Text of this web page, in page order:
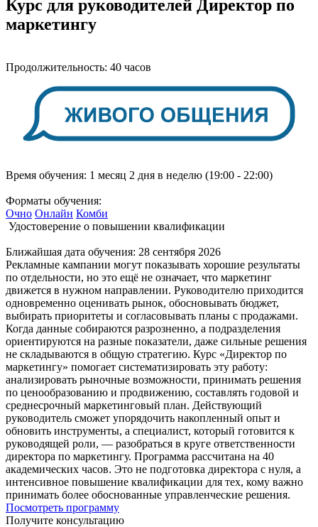
Курс для руководителей Директор по
маркетингу
Продолжительность: 40 часов
Время обучения: 1 месяц 2 дня в неделю (19:00 - 22:00)
Форматы обучения:
Очно Онлайн Комби
Удостоверение о повышении квалификации
Ближайшая дата обучения: 28 сентября 2026
Рекламные кампании могут показывать хорошие результаты
по отдельности, но это ещё не означает, что маркетинг
движется в нужном направлении. Руководителю приходится
одновременно оценивать рынок, обосновывать бюджет,
выбирать приоритеты и согласовывать планы с продажами.
Когда данные собираются разрозненно, а подразделения
ориентируются на разные показатели, даже сильные решения
не складываются в общую стратегию. Курс «Директор по
маркетингу» помогает систематизировать эту работу:
анализировать рыночные возможности, принимать решения
по ценообразованию и продвижению, составлять годовой и
среднесрочный маркетинговый план. Действующий
руководитель сможет упорядочить накопленный опыт и
обновить инструменты, а специалист, который готовится к
руководящей роли, — разобраться в круге ответственности
директора по маркетингу. Программа рассчитана на 40
академических часов. Это не подготовка директора с нуля, а
интенсивное повышение квалификации для тех, кому важно
принимать более обоснованные управленческие решения.
Посмотреть программу
Получите консультацию